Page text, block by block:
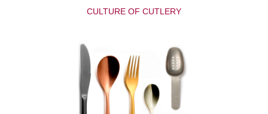
CULTURE OF CUTLERY